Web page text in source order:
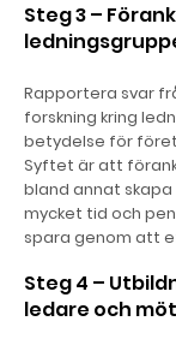
Steg 3 –
Rapportera svar
forskning kring
betydelse för
Syftet är att
bland annat
mycket tid och
spara genom att
Steg 4 –
ledare och